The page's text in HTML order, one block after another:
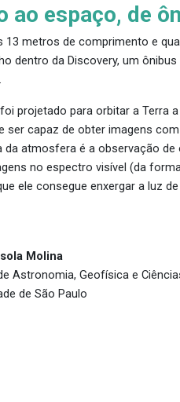
ao espaço, de
13 metros de comprimento e
dentro da Discovery, um
projetado para orbitar a Terra
ser capaz de obter imagens
atmosfera é a observação de
no espectro visível (da
ele consegue enxergar a luz
Molina
Astronomia, Geofísica e
de São Paulo